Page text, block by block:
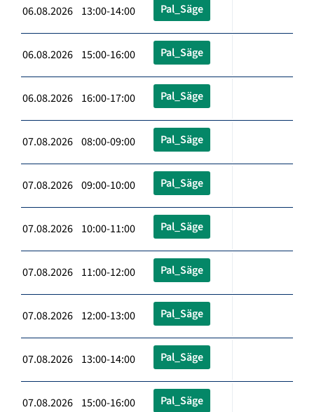
06.08.2026 13:00-14:00 Pal_Säge
06.08.2026 15:00-16:00 Pal_Säge
06.08.2026 16:00-17:00 Pal_Säge
07.08.2026 08:00-09:00 Pal_Säge
07.08.2026 09:00-10:00 Pal_Säge
07.08.2026 10:00-11:00 Pal_Säge
07.08.2026 11:00-12:00 Pal_Säge
07.08.2026 12:00-13:00 Pal_Säge
07.08.2026 13:00-14:00 Pal_Säge
07.08.2026 15:00-16:00 Pal_Säge